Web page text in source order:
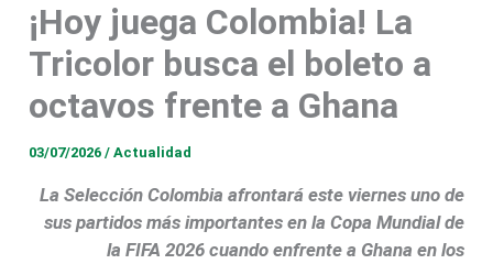
Unidos, el 27 de junio de 2026. (Xinhua/Xu Zijian) (rtg) (vf)
¡Hoy juega Colombia! La
Tricolor busca el boleto a
octavos frente a Ghana
03/07/2026/Actualidad
La Selección Colombia afrontará este viernes uno de
sus partidos más importantes en la Copa Mundial de
la FIFA 2026 cuando enfrente a Ghana en los